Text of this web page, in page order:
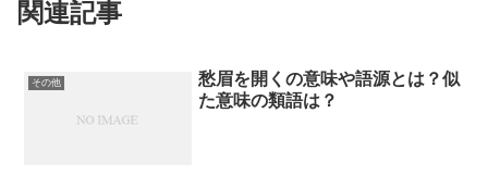
関連記事
その他
愁眉を開くの意味や語源とは？似
た意味の類語は？